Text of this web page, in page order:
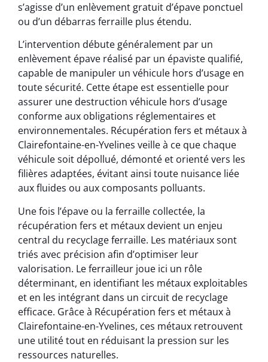
s’agisse d’un enlèvement gratuit d’épave ponctuel
ou d’un débarras ferraille plus étendu.
L’intervention débute généralement par un
enlèvement épave réalisé par un épaviste qualifié,
capable de manipuler un véhicule hors d’usage en
toute sécurité. Cette étape est essentielle pour
assurer une destruction véhicule hors d’usage
conforme aux obligations réglementaires et
environnementales. Récupération fers et métaux à
Clairefontaine-en-Yvelines veille à ce que chaque
véhicule soit dépollué, démonté et orienté vers les
filières adaptées, évitant ainsi toute nuisance liée
aux fluides ou aux composants polluants.
Une fois l’épave ou la ferraille collectée, la
récupération fers et métaux devient un enjeu
central du recyclage ferraille. Les matériaux sont
triés avec précision afin d’optimiser leur
valorisation. Le ferrailleur joue ici un rôle
déterminant, en identifiant les métaux exploitables
et en les intégrant dans un circuit de recyclage
efficace. Grâce à Récupération fers et métaux à
Clairefontaine-en-Yvelines, ces métaux retrouvent
une utilité tout en réduisant la pression sur les
ressources naturelles.